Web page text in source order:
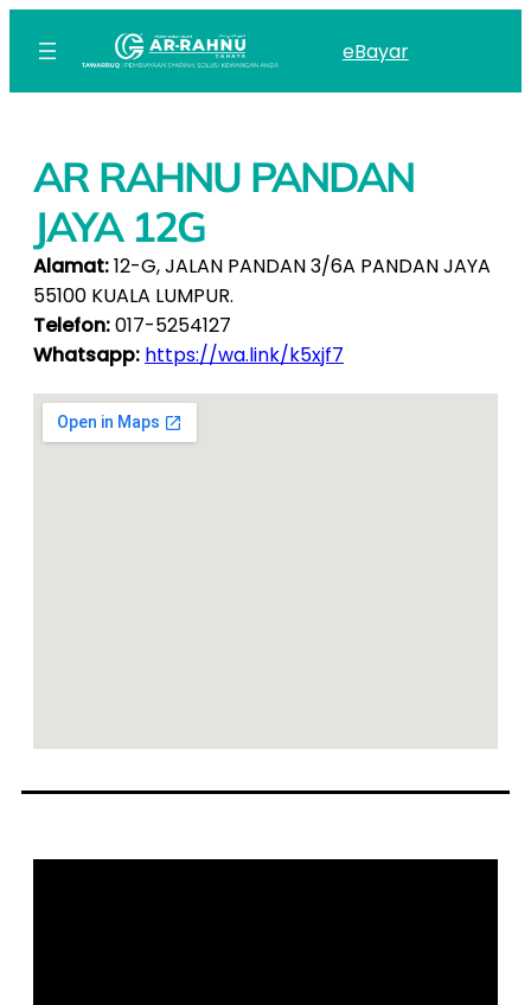
eBayar
AR RAHNU PANDAN
JAYA 12G
Alamat:12-G, JALAN PANDAN 3/6A PANDAN JAYA
55100 KUALA LUMPUR.
Telefon:017-5254127
Whatsapp: https://wa.link/k5xjf7